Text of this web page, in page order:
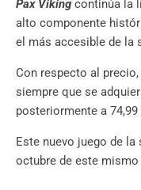
Pax Viking continúa la
alto componente
el más accesible de la
Con respecto al precio,
siempre que se
posteriormente a
Este nuevo juego de
octubre de este mismo